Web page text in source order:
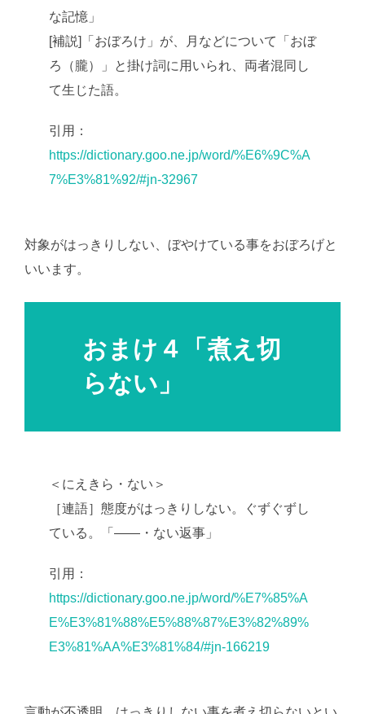
な記憶」
[補説]「おぼろけ」が、月などについて「おぼ
ろ（朧）」と掛け詞に用いられ、両者混同し
て生じた語。
引用：
https://dictionary.goo.ne.jp/word/%E6%9C%A
7%E3%81%92/#jn-32967
対象がはっきりしない、ぼやけている事をおぼろげと
いいます。
おまけ４「煮え切
らない」
＜にえきら・ない＞
［連語］態度がはっきりしない。ぐずぐずし
ている。「――・ない返事」
引用：
https://dictionary.goo.ne.jp/word/%E7%85%A
E%E3%81%88%E5%88%87%E3%82%89%
E3%81%AA%E3%81%84/#jn-166219